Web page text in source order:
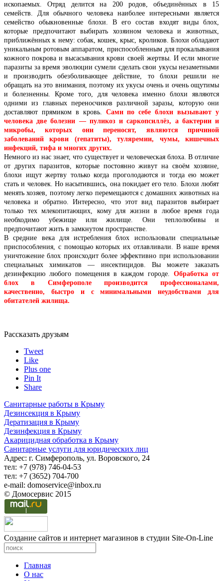
ископаемых. Отряд делится на 200 родов, объединённых в 15
семейств. Для обычного человека наиболее интересными является
семейство обыкновенные блохи. В его состав входят виды блох,
которые предпочитают выбирать хозяином человека и животных,
приближённых к нему: собак, кошек, крыс, кроликов. Блохи обладают
уникальным ротовым аппаратом, приспособленным для прокалывания
кожного покрова и высасывания крови своей жертвы. И если многие
паразиты за время эволюции сумели сделать свои укусы незаметными
и производить обезболивающее действие, то блохи решили не
обращать на это внимания, поэтому их укусы очень и очень ощутимы
и болезненны. Кроме того, для человека именно блохи являются
одними из главных переносчиков различной заразы, которую они
доставляют прямиком в кровь. Сами по себе блохи вызывают у
человека две болезни — пуликоз и саркопсиллёз, а бактерии и
микробы, которых они переносят, являются причиной
заболеваний крови (гепатиты), туляремии, чумы, кишечных
инфекций, тифа и многих других.
Немного из нас знает, что существует и человеческая блоха. В отличие
от других паразитов, которые постоянно живут на своём хозяине,
блохи ищут жертву только когда проголодаются и тогда ею может
стать и человек. Но насытившись, она покидает его тело. Блохи любят
менять хозяев, поэтому легко перемещаются с домашних животных на
человека и обратно. Интересно, что этот вид паразитов выбирает
только тех млекопитающих, кому для жизни в любое время года
необходимо убежище или жилище. Они теплолюбивы и
предпочитают жить в замкнутом пространстве.
В средние века для истребления блох использовали специальные
приспособления, с помощью которых их отлавливали. В наше время
уничтожение блох происходит более эффективно при использовании
специальных химикатов — инсектицидов. Вы можете заказать
дезинфекцию любого помещения в каждом городе. Обработка от
блох в Симферополе производится профессионалами,
качественно, быстро и с минимальными неудобствами для
обитателей жилища.
Рассказать друзьям
Tweet
Like
Plus one
Pin It
Share
Санитарные работы в Крыму
Дезинсекция в Крыму
Дератизация в Крыму
Дезинфекция в Крыму
Акарицидная обработка в Крыму
Санитарные услуги для юридических лиц
Адрес: г. Симферополь, ул. Воровского, 24
тел: +7 (978) 746-04-53
тел: +7 (3652) 704-700
e-mail: domoservice@inbox.ru
© Домосервис 2015
Создание сайтов и интернет магазинов в студии Site-On-Line
Главная
О нас